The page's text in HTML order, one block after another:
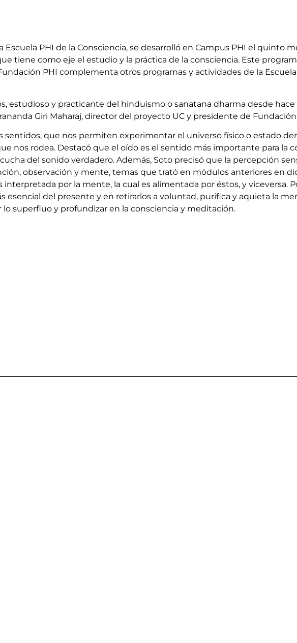
Escuela PHI de la Consciencia, se desarrolló en Campus PHI el quinto
tiene como eje el estudio y la práctica de la consciencia. Este
PHI complementa otros programas y actividades de la Escuela
estudioso y practicante del hinduismo o sanatana dharma desde hace
Giri Maharaj, director del proyecto UC y presidente de Fundación
sentidos, que nos permiten experimentar el universo físico o estado
nos rodea. Destacó que el oído es el sentido más importante para la
del sonido verdadero. Además, Soto precisó que la percepción
observación y mente, temas que trató en módulos anteriores en
por la mente, la cual es alimentada por éstos, y viceversa.
esencial del presente y en retirarlos a voluntad, purifica y aquieta la
superfluo y profundizar en la consciencia y meditación.